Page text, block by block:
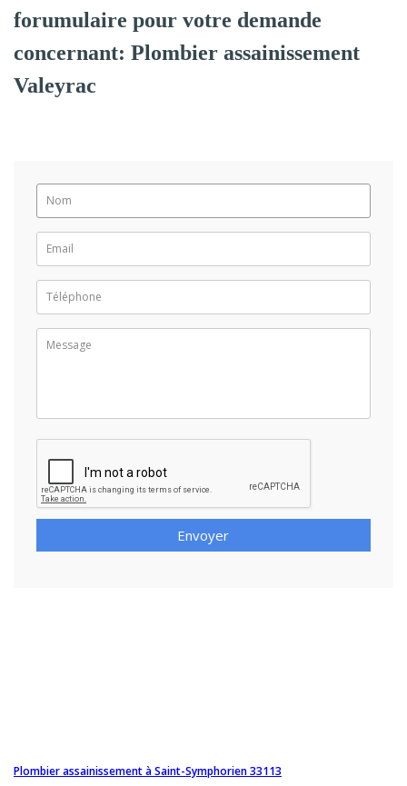
forumulaire pour votre demande
concernant: Plombier assainissement
Valeyrac
Envoyer
Plombier assainissement à Saint-Symphorien 33113